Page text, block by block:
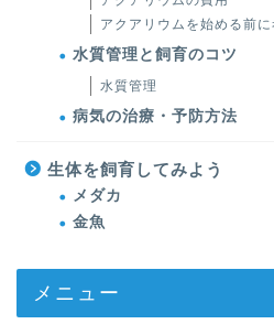
アクアリウムを始める前に
水質管理と飼育のコツ
水質管理
病気の治療・予防方法
生体を飼育してみよう
メダカ
金魚
メニュー